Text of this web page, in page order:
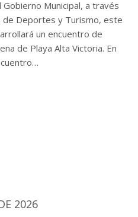
Gobierno Municipal, a través
de Deportes y Turismo, este
un encuentro de
de Playa Alta Victoria. En
2026